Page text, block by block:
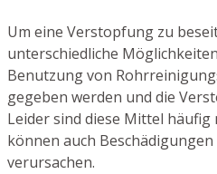
Um eine Verstopfung zu
unterschiedliche
Benutzung von
gegeben werden und die
Leider sind diese Mittel
können auch
verursachen.